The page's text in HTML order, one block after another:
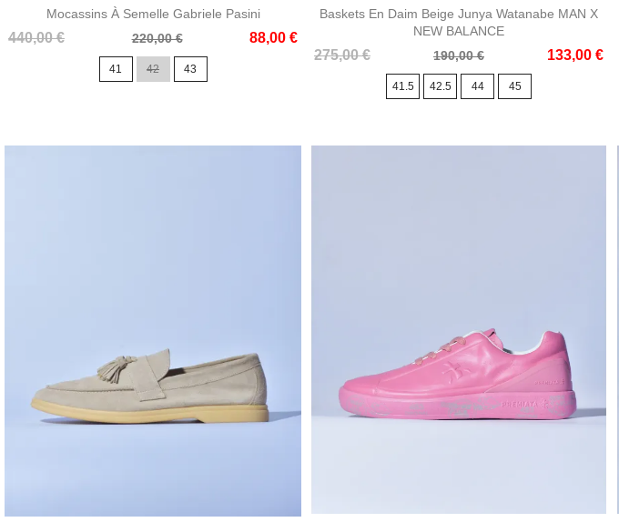
Mocassins À Semelle Gabriele Pasini
440,00 €
Prix
220,00 € 88,00 €
Prix
41 42 43
Baskets En Daim Beige Junya Watanabe MAN X
NEW BALANCE
275,00 €
Prix
190,00 € 133,00 €
Prix
41.5 42.5 44 45